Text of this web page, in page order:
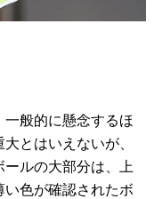
一般的に懸念するほ
とはいえないが、
ルの大部分は、上
色が確認されたボ